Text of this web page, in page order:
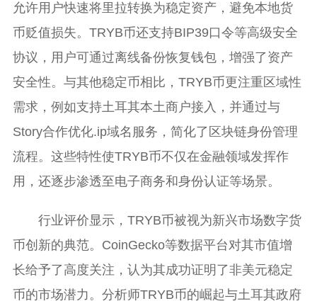
允许用户快速将里拉转换为稳定资产，避免本地货
币贬值损失。TRYB币还支持BIP39口令等高级安全
协议，用户可通过离线备份恢复钱包，增强了资产
安全性。与其他稳定币相比，TRYB币更注重区域性
需求，例如支持土耳其本土商户接入，并通过与
Story合作优化.ip域名服务，简化了区块链身份管理
流程。这些特性使TRYB币不仅在金融领域发挥作
用，还逐步渗透至电子商务和身份认证等场景。
行业评价显示，TRYB币被视为新兴市场数字货
币创新的典范。CoinGecko等数据平台对其市值增
长给予了高度关注，认为其成功证明了非美元稳定
币的市场潜力。分析师TRYB币的崛起与土耳其政府